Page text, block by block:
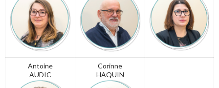
Antoine
AUDIC
Corinne
HAQUIN